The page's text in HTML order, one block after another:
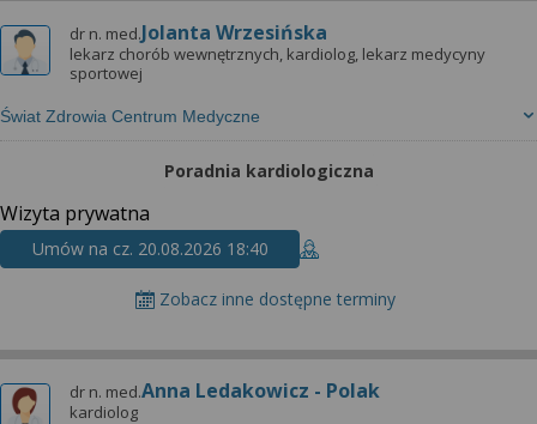
dr n. med.Jolanta Wrzesińska
lekarz chorób wewnętrznych, kardiolog, lekarz medycyny
sportowej
Świat Zdrowia Centrum Medyczne
Poradnia kardiologiczna
Wizyta prywatna
Umów na cz. 20.08.2026 18:40
Zobacz inne dostępne terminy
dr n. med.Anna Ledakowicz - Polak
kardiolog